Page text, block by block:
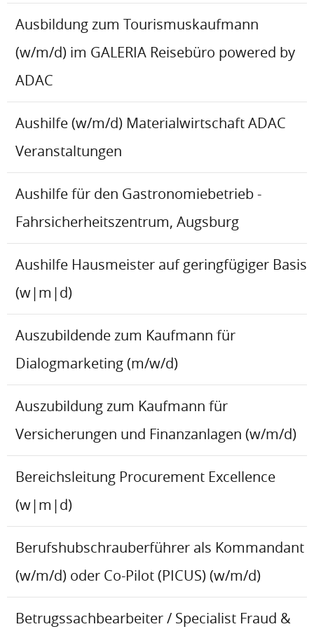
Ausbildung zum Tourismuskaufmann
(w/m/d) im GALERIA Reisebüro powered by
ADAC
Aushilfe (w/m/d) Materialwirtschaft ADAC
Veranstaltungen
Aushilfe für den Gastronomiebetrieb -
Fahrsicherheitszentrum, Augsburg
Aushilfe Hausmeister auf geringfügiger Basis
(w|m|d)
Auszubildende zum Kaufmann für
Dialogmarketing (m/w/d)
Auszubildung zum Kaufmann für
Versicherungen und Finanzanlagen (w/m/d)
Bereichsleitung Procurement Excellence
(w|m|d)
Berufshubschrauberführer als Kommandant
(w/m/d) oder Co-Pilot (PICUS) (w/m/d)
Betrugssachbearbeiter / Specialist Fraud &